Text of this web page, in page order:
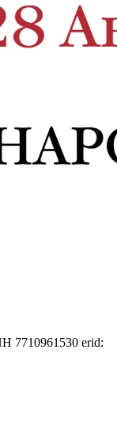
7710961530 erid: